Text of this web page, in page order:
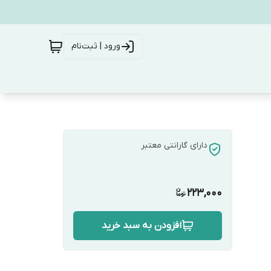
ورود | ثبت‌نام
دارای گارانتی معتبر
223,000
افزودن به سبد خرید